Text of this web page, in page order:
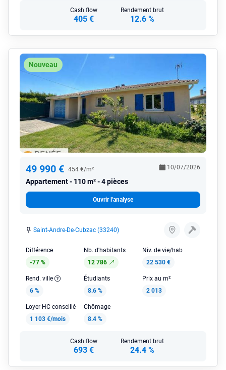
Cash flow
405 €
Rendement brut
12.6 %
Nouveau
49 990 € 454 €/m²
Appartement 110 m² - 4 pièces
10/07/2026
Ouvrir l'analyse
Saint-Andre-De-Cubzac (33240)
Différence
-77 %
Nb. d'habitants
12 786
Niv. de vie/hab
22 530 €
Rend. ville
6 %
Étudiants
8.6 %
Prix au m²
2 013
Loyer HC conseillé
1 103 €/mois
Chômage
8.4 %
Cash flow
693 €
Rendement brut
24.4 %